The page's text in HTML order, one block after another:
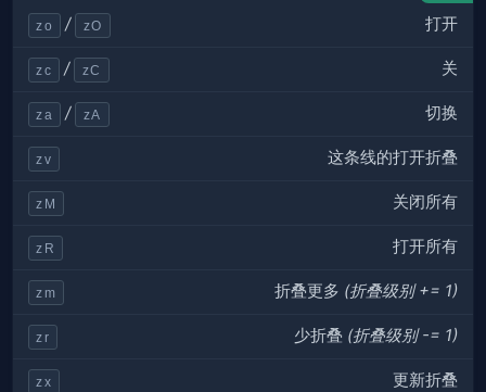
zo / zO 打开
zc / zC 关
za / zA 切换
zv 这条线的打开折叠
zM 关闭所有
zR 打开所有
zm 折叠更多 (折叠级别 += 1)
zr 少折叠 (折叠级别 -= 1)
zx 更新折叠